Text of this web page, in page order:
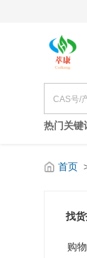
热门关键
首页
找
购